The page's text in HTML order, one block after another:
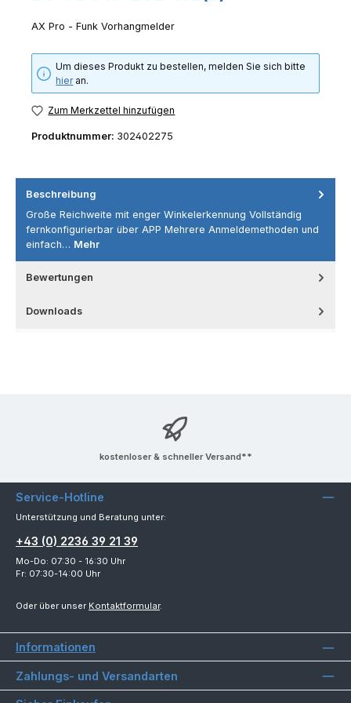
AX Pro - Funk Vorhangmelder
Um dieses Produkt zu bestellen, melden Sie sich bitte
hieran.
Zum Merkzettel hinzufügen
Produktnummer: 302402275
Beschreibung
Große Reichweite mit enger Winkelerkennung Vollständig
fernkonfigurierbar über APP Mehrere Anmeldemethoden und
einfach… Mehr
Bewertungen
Downloads
kostenloser & schneller Versand**
Service-Hotline
Unterstützung und Beratung unter:
+43 (0) 2236 39 21 39
Mo-Do: 07:30 - 16:30 Uhr
Fr: 07:30-14:00 Uhr
Oder über unser Kontaktformular.
Informationen
Zahlungs- und Versandarten